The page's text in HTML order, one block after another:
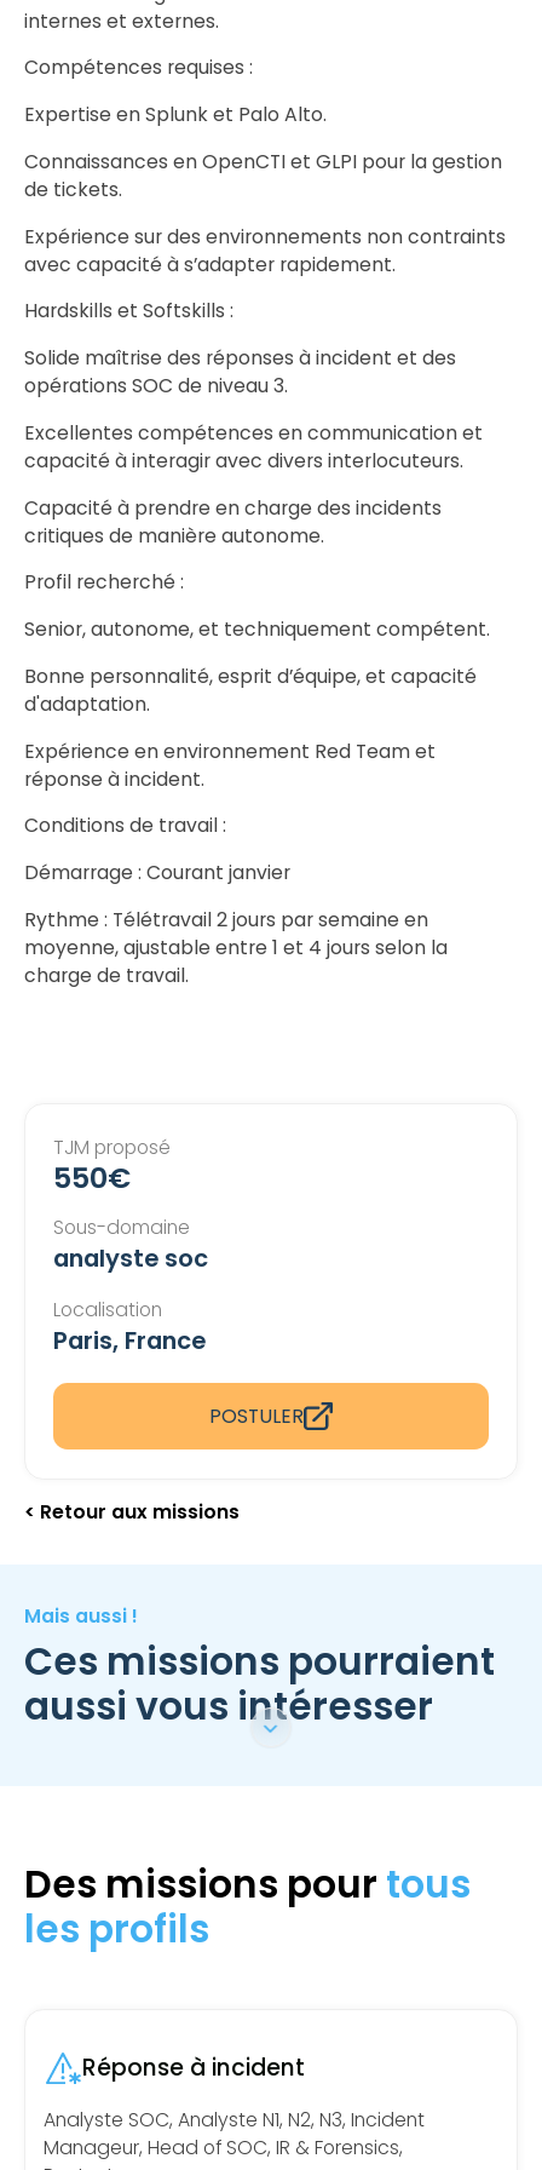
internes et externes.
Compétences requises :
Expertise en Splunk et Palo Alto.
Connaissances en OpenCTI et GLPI pour la gestion
de tickets.
Expérience sur des environnements non contraints
avec capacité à s’adapter rapidement.
Hardskills et Softskills :
Solide maîtrise des réponses à incident et des
opérations SOC de niveau 3.
Excellentes compétences en communication et
capacité à interagir avec divers interlocuteurs.
Capacité à prendre en charge des incidents
critiques de manière autonome.
Profil recherché :
Senior, autonome, et techniquement compétent.
Bonne personnalité, esprit d’équipe, et capacité
d'adaptation.
Expérience en environnement Red Team et
réponse à incident.
Conditions de travail :
Démarrage : Courant janvier
Rythme : Télétravail 2 jours par semaine en
moyenne, ajustable entre 1 et 4 jours selon la
charge de travail.
TJM proposé
550€
Sous-domaine
analyste soc
Localisation
Paris, France
POSTULER
< Retour aux missions
Mais aussi !
Ces missions pourraient
aussi vous intéresser
Des missions pour tous
les profils
Réponse à incident
Analyste SOC, Analyste N1, N2, N3, Incident
Manageur, Head of SOC, IR & Forensics,